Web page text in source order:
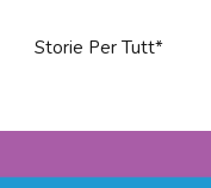
Storie Per Tutt*